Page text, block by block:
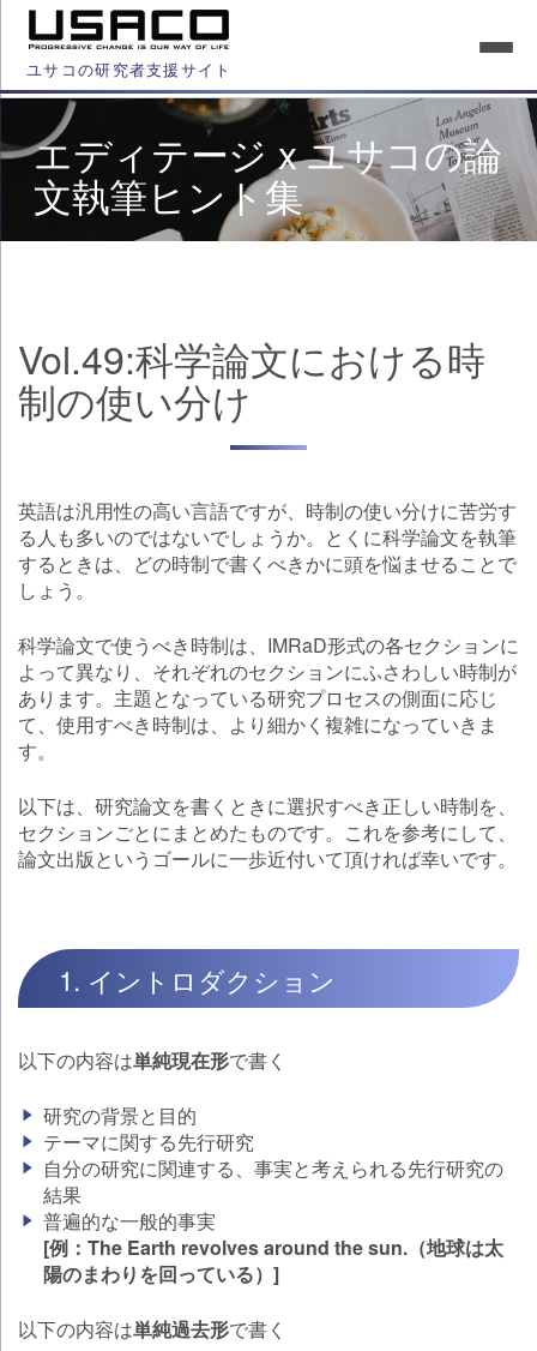
ユサコの研究者支援サイト
エディテージ x ユサコの論
文執筆ヒント集
Vol.49:科学論文における時
制の使い分け
英語は汎用性の高い言語ですが、時制の使い分けに苦労す
る人も多いのではないでしょうか。とくに科学論文を執筆
するときは、どの時制で書くべきかに頭を悩ませることで
しょう。
科学論文で使うべき時制は、IMRaD形式の各セクションに
よって異なり、それぞれのセクションにふさわしい時制が
あります。主題となっている研究プロセスの側面に応じ
て、使用すべき時制は、より細かく複雑になっていきま
す。
以下は、研究論文を書くときに選択すべき正しい時制を、
セクションごとにまとめたものです。これを参考にして、
論文出版というゴールに一歩近付いて頂ければ幸いです。
1. イントロダクション
以下の内容は単純現在形で書く
研究の背景と目的
テーマに関する先行研究
自分の研究に関連する、事実と考えられる先行研究の
結果
普遍的な一般的事実
[例：The Earth revolves around the sun.（地球は太
陽のまわりを回っている）]
以下の内容は単純過去形で書く